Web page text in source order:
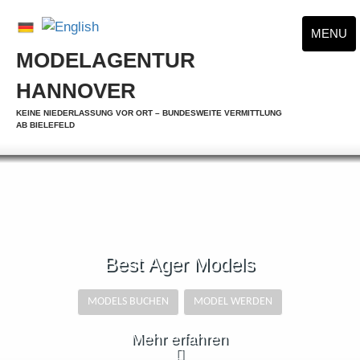
MENU
MODELAGENTUR
HANNOVER
KEINE NIEDERLASSUNG VOR ORT – BUNDESWEITE VERMITTLUNG
AB BIELEFELD
Best Ager Models
MODELS BUCHEN MODEL WERDEN
Mehr erfahren